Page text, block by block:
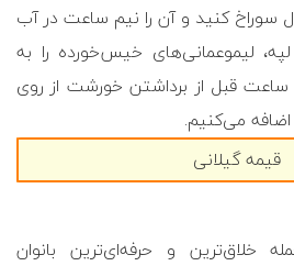
سوراخ کنید و آن را نیم ساعت در آب
لیموعمانی‌های خیس‌خورده را به
قبل از برداشتن خورشت از روی
اضافه می‌کنیم.
خلاق‌ترین و حرفه‌ای‌ترین بانوان